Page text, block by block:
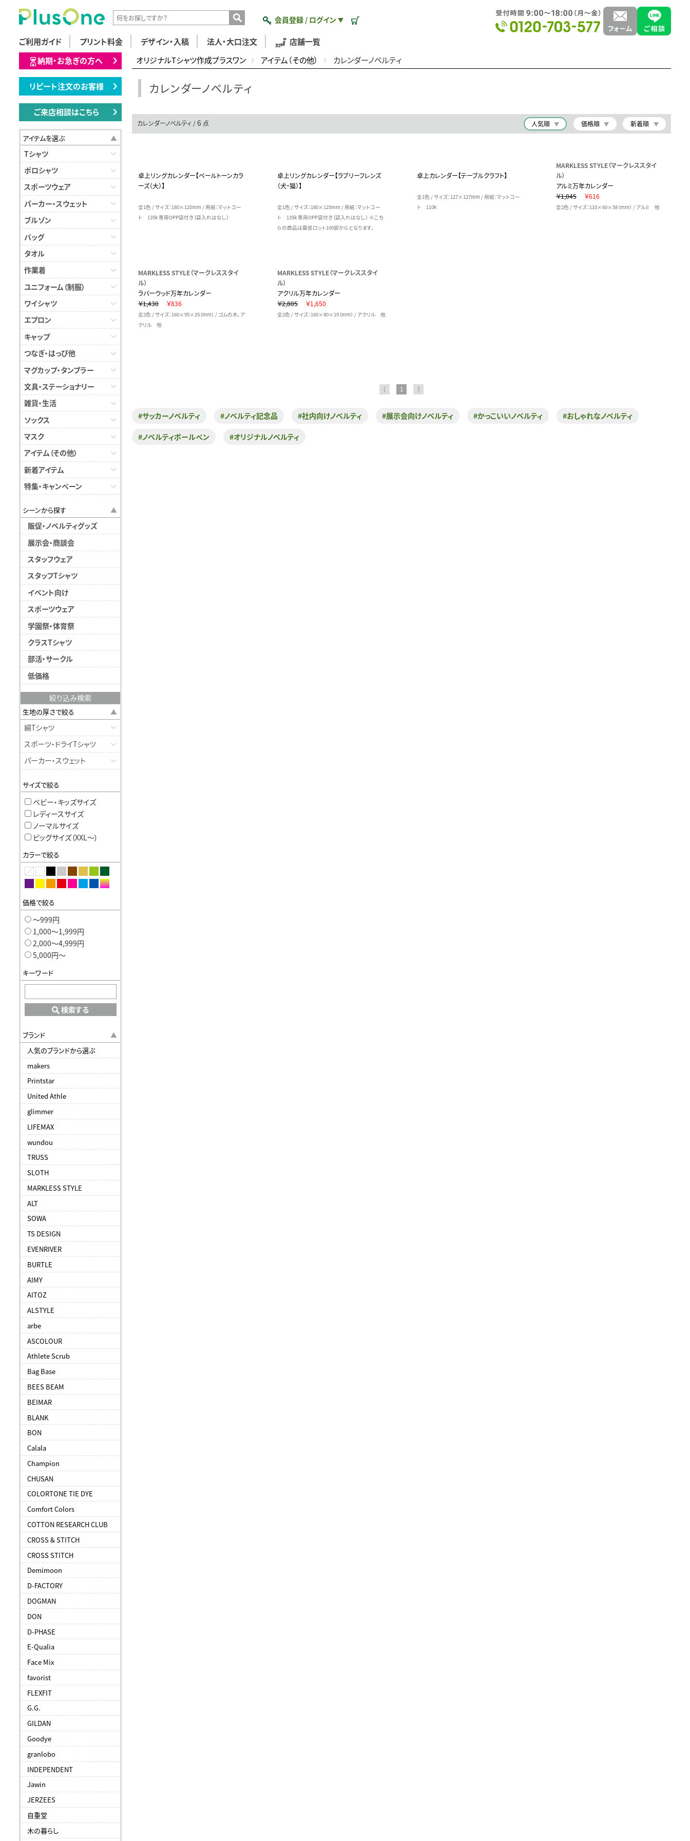
会員登録 / ログイン ▼
ご利用ガイド プリント料金 デザイン・入稿 法人・大口注文
店舗一覧
納期・お急ぎの方へ
リピート注文のお客様
ご来店相談はこちら
アイテムを選ぶ
Tシャツ
ポロシャツ
スポーツウェア
パーカー・スウェット
ブルゾン
バッグ
タオル
作業着
ユニフォーム（制服）
ワイシャツ
エプロン
キャップ
つなぎ・はっぴ他
マグカップ・タンブラー
文具・ステーショナリー
雑貨・生活
ソックス
マスク
アイテム（その他）
新着アイテム
特集・キャンペーン
シーンから探す
販促・ノベルティグッズ
展示会・商談会
スタッフウェア
スタッフTシャツ
イベント向け
スポーツウェア
学園祭・体育祭
クラスTシャツ
部活・サークル
低価格
絞り込み検索
生地の厚さで絞る
綿Tシャツ
スポーツ・ドライTシャツ
パーカー・スウェット
サイズで絞る
ベビー・キッズサイズ
レディースサイズ
ノーマルサイズ
ビッグサイズ（XXL〜）
カラーで絞る
価格で絞る
〜999円
1,000〜1,999円
2,000〜4,999円
5,000円〜
キーワード
検索する
ブランド
人気のブランドから選ぶ
makers
Printstar
United Athle
glimmer
LIFEMAX
wundou
TRUSS
SLOTH
MARKLESS STYLE
ALT
SOWA
TS DESIGN
EVENRIVER
BURTLE
AIMY
AITOZ
ALSTYLE
arbe
ASCOLOUR
Athlete Scrub
Bag Base
BEES BEAM
BEIMAR
BLANK
BON
Calala
Champion
CHUSAN
COLORTONE TIE DYE
Comfort Colors
COTTON RESEARCH CLUB
CROSS & STITCH
CROSS STITCH
Demimoon
D-FACTORY
DOGMAN
DON
D-PHASE
E-Qualia
Face Mix
favorist
FLEXFIT
G.G.
GILDAN
Goodye
granlobo
INDEPENDENT
Jawin
JERZEES
自重堂
木の暮らし
オリジナルTシャツ作成プラスワン アイテム（その他） カレンダーノベルティ
カレンダーノベルティ
カレンダーノベルティ /6 点 人気順 価格順 新着順
卓上リングカレンダー【ペールトーンカラ
ーズ（大）】
全1色 / サイズ：180×125mm / 用紙：マットコー
ト 135k 専用OPP袋付き（袋入れはなし）
卓上リングカレンダー【ラブリーフレンズ
（犬・猫）】
全1色 / サイズ：180×125mm / 用紙：マットコー
ト 135k 専用OPP袋付き（袋入れはなし） ※こち
らの商品は最低ロット100部からとなります。
卓上カレンダー【テーブルクラフト】
全1色 / サイズ：127×127mm / 用紙：マットコー
ト 110k
MARKLESS STYLE（マークレススタイ
ル）
アルミ万年カレンダー
￥1,045
￥616
全2色 / サイズ：110×60×58（mm） / アルミ 他
MARKLESS STYLE（マークレススタイ
ル）
ラバーウッド万年カレンダー
￥1,430
￥836
全2色 / サイズ：160×95×25（mm） / ゴムの木，ア
クリル 他
MARKLESS STYLE（マークレススタイ
ル）
アクリル万年カレンダー
￥2,805
￥1,650
全2色 / サイズ：160×80×19（mm） / アクリル 他
⟨ 1 ⟩
#サッカーノベルティ #ノベルティ記念品 #社内向けノベルティ #展示会向けノベルティ #かっこいいノベルティ #おしゃれなノベルティ
#ノベルティボールペン #オリジナルノベルティ